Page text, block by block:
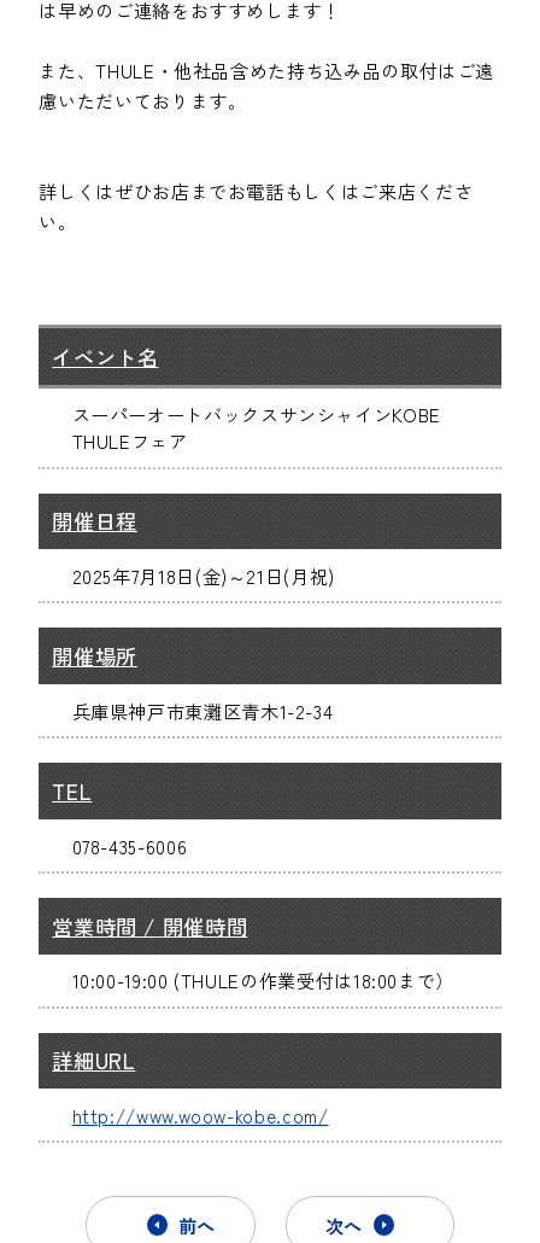
は早めのご連絡をおすすめします！
また、THULE・他社品含めた持ち込み品の取付はご遠
慮いただいております。
詳しくはぜひお店までお電話もしくはご来店くださ
い。
イベント名
スーパーオートバックスサンシャインKOBE
THULEフェア
開催日程
2025年7月18日(金)～21日(月祝)
開催場所
兵庫県神戸市東灘区青木1-2-34
TEL
078-435-6006
営業時間 / 開催時間
10:00-19:00 (THULEの作業受付は18:00まで）
詳細URL
http://www.woow-kobe.com/
前へ 次へ